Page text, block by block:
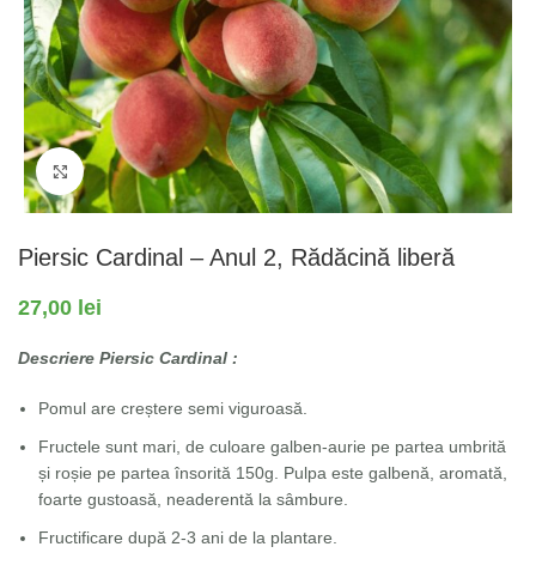
Fă clic pentru a mări
Piersic Cardinal – Anul 2, Rădăcină liberă
27,00 lei
Descriere Piersic Cardinal :
Pomul are creștere semi viguroasă.
Fructele sunt mari, de culoare galben-aurie pe partea umbrită
și roșie pe partea însorită 150g. Pulpa este galbenă, aromată,
foarte gustoasă, neaderentă la sâmbure.
Fructificare după 2-3 ani de la plantare.